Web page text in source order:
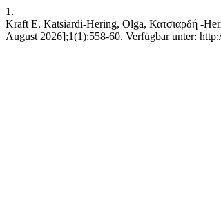
1.
Kraft E. Katsiardi-Hering, Olga, Κατσιαρδή -
August 2026];1(1):558-60. Verfügbar unter: